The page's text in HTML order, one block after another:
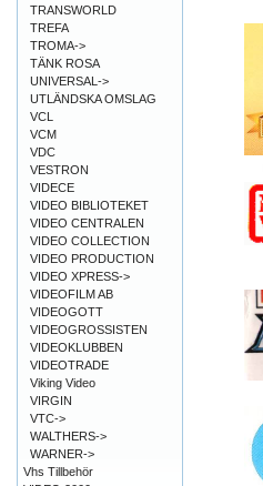
TRANSWORLD
TREFA
TROMA->
TÄNK ROSA
UNIVERSAL->
UTLÄNDSKA OMSLAG
VCL
VCM
VDC
VESTRON
VIDECE
VIDEO BIBLIOTEKET
VIDEO CENTRALEN
VIDEO COLLECTION
VIDEO PRODUCTION
VIDEO XPRESS->
VIDEOFILM AB
VIDEOGOTT
VIDEOGROSSISTEN
VIDEOKLUBBEN
VIDEOTRADE
Viking Video
VIRGIN
VTC->
WALTHERS->
WARNER->
Vhs Tillbehör